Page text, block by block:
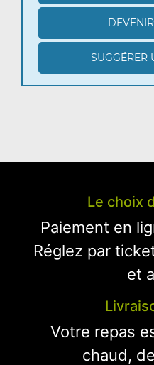
SUGGÉRER
Le choix
Paiement en
Réglez par
et
Votre repas
chaud,